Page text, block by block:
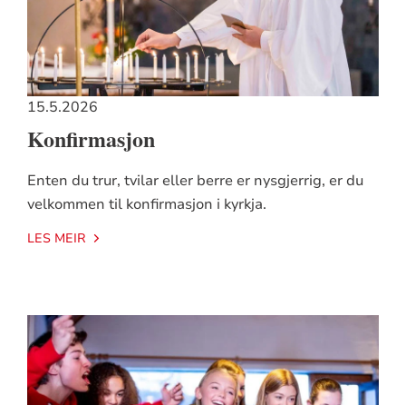
15.5.2026
Konfirmasjon
Enten du trur, tvilar eller berre er nysgjerrig, er du
velkommen til konfirmasjon i kyrkja.
LES MEIR